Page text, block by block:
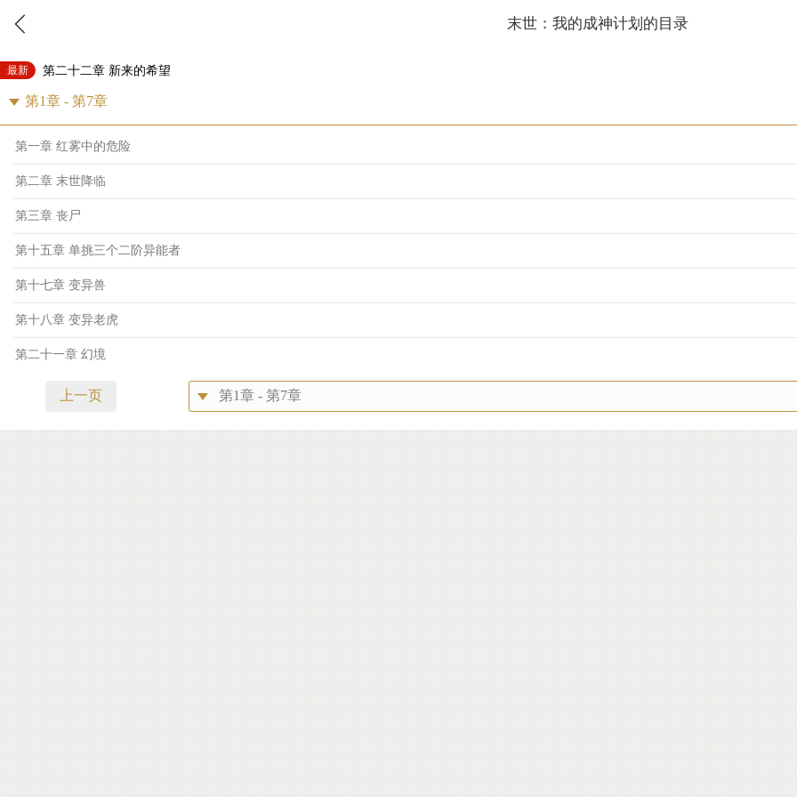
末世：我的成神计划的目录
最新 第二十二章 新来的希望
第一章 红雾中的危险
第二章 末世降临
第三章 丧尸
第十五章 单挑三个二阶异能者
第十七章 变异兽
第十八章 变异老虎
第二十一章 幻境